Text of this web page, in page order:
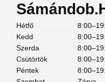
Hétfő
Kedd
Szerda
Csütörtök
Péntek